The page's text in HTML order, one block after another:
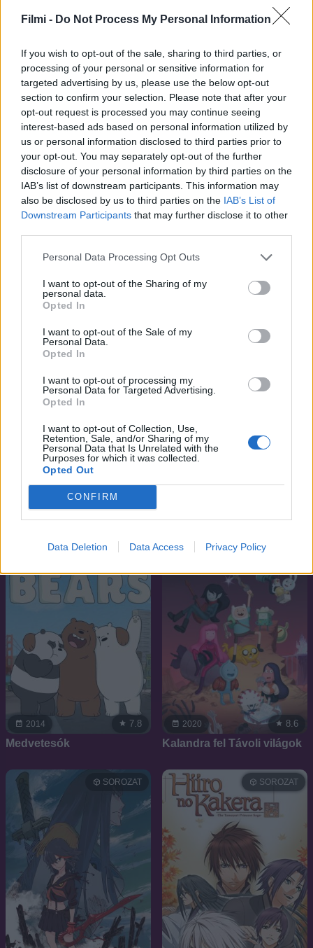
Filmi - Do Not Process My Personal Information
If you wish to opt-out of the sale, sharing to third parties, or
processing of your personal or sensitive information for
targeted advertising by us, please use the below opt-out
section to confirm your selection. Please note that after your
opt-out request is processed you may continue seeing
interest-based ads based on personal information utilized by
us or personal information disclosed to third parties prior to
your opt-out. You may separately opt-out of the further
disclosure of your personal information by third parties on the
IAB’s list of downstream participants. This information may
also be disclosed by us to third parties on the IAB’s List of
Downstream Participants that may further disclose it to other
Personal Data Processing Opt Outs
I want to opt-out of the Sharing of my
personal data.
Opted In
I want to opt-out of the Sale of my
Personal Data.
Opted In
I want to opt-out of processing my
Personal Data for Targeted Advertising.
Opted In
I want to opt-out of Collection, Use,
Retention, Sale, and/or Sharing of my
Personal Data that Is Unrelated with the
Purposes for which it was collected.
Opted Out
CONFIRM
Data Deletion Data Access Privacy Policy
2005 7.4 2018 8.4
2003
SOROZAT
A lyoko kód
SOROZAT
2014 7.8
Medvetesók
2020 8.6
Kalandra fel Távoli világok
SOROZAT SOROZAT